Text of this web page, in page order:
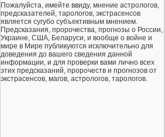
Пожалуйста, имейте ввиду, мнение астрологов,
предсказателей, тарологов, экстрасенсов
является сугубо субъективным мнением.
Предсказания, пророчества, прогнозы о России,
Украине, США, Беларуси, и вообще о войне и
мире в Мире публикуются исключительно для
доведения до вашего сведения данной
информации, и для проверки вами лично всех
этих предсказаний, пророчеств и прогнозов от
экстрасенсов, магов, астрологов, тарологов.